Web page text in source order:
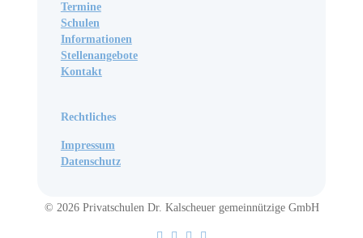
Termine
Schulen
Informationen
Stellenangebote
Kontakt
Rechtliches
Impressum
Datenschutz
© 2026 Privatschulen Dr. Kalscheuer gemeinnützige GmbH